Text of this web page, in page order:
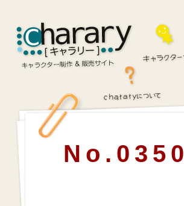
No.0350